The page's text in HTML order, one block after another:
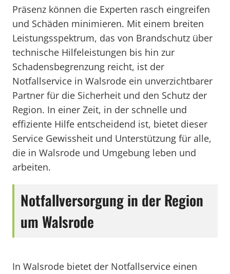
Präsenz können die Experten rasch eingreifen
und Schäden minimieren. Mit einem breiten
Leistungsspektrum, das von Brandschutz über
technische Hilfeleistungen bis hin zur
Schadensbegrenzung reicht, ist der
Notfallservice in Walsrode ein unverzichtbarer
Partner für die Sicherheit und den Schutz der
Region. In einer Zeit, in der schnelle und
effiziente Hilfe entscheidend ist, bietet dieser
Service Gewissheit und Unterstützung für alle,
die in Walsrode und Umgebung leben und
arbeiten.
Notfallversorgung in der Region
um Walsrode
In Walsrode bietet der Notfallservice einen